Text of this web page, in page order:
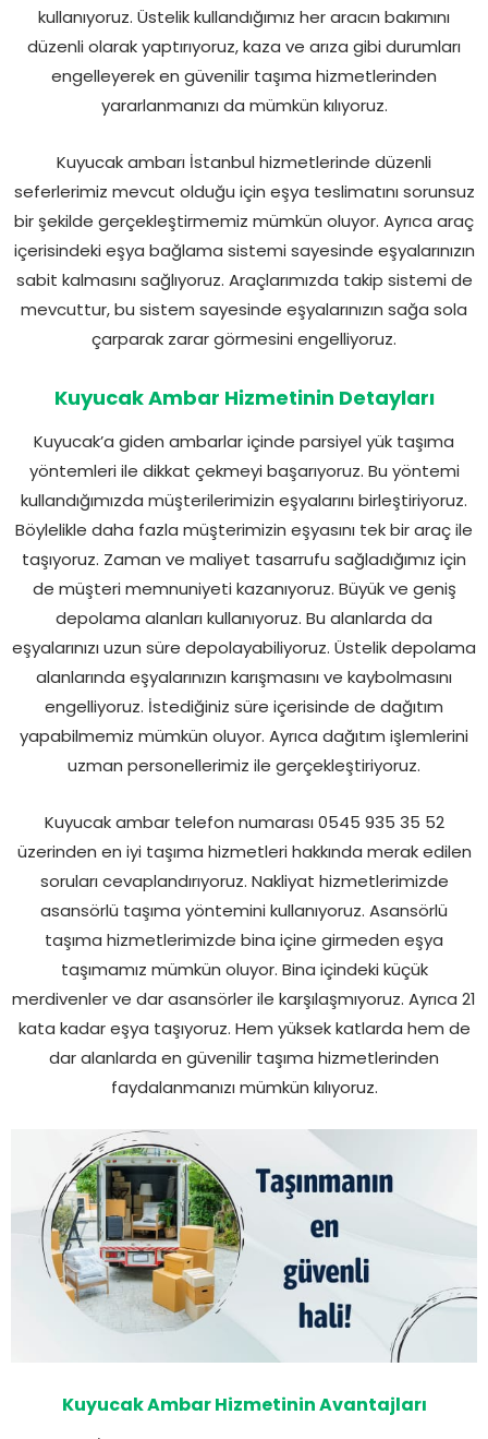
kullanıyoruz. Üstelik kullandığımız her aracın bakımını
düzenli olarak yaptırıyoruz, kaza ve arıza gibi durumları
engelleyerek en güvenilir taşıma hizmetlerinden
yararlanmanızı da mümkün kılıyoruz.
Kuyucak ambarı İstanbul hizmetlerinde düzenli
seferlerimiz mevcut olduğu için eşya teslimatını sorunsuz
bir şekilde gerçekleştirmemiz mümkün oluyor. Ayrıca araç
içerisindeki eşya bağlama sistemi sayesinde eşyalarınızın
sabit kalmasını sağlıyoruz. Araçlarımızda takip sistemi de
mevcuttur, bu sistem sayesinde eşyalarınızın sağa sola
çarparak zarar görmesini engelliyoruz.
Kuyucak Ambar Hizmetinin Detayları
Kuyucak’a giden ambarlar içinde parsiyel yük taşıma
yöntemleri ile dikkat çekmeyi başarıyoruz. Bu yöntemi
kullandığımızda müşterilerimizin eşyalarını birleştiriyoruz.
Böylelikle daha fazla müşterimizin eşyasını tek bir araç ile
taşıyoruz. Zaman ve maliyet tasarrufu sağladığımız için
de müşteri memnuniyeti kazanıyoruz. Büyük ve geniş
depolama alanları kullanıyoruz. Bu alanlarda da
eşyalarınızı uzun süre depolayabiliyoruz. Üstelik depolama
alanlarında eşyalarınızın karışmasını ve kaybolmasını
engelliyoruz. İstediğiniz süre içerisinde de dağıtım
yapabilmemiz mümkün oluyor. Ayrıca dağıtım işlemlerini
uzman personellerimiz ile gerçekleştiriyoruz.
Kuyucak ambar telefon numarası 0545 935 35 52
üzerinden en iyi taşıma hizmetleri hakkında merak edilen
soruları cevaplandırıyoruz. Nakliyat hizmetlerimizde
asansörlü taşıma yöntemini kullanıyoruz. Asansörlü
taşıma hizmetlerimizde bina içine girmeden eşya
taşımamız mümkün oluyor. Bina içindeki küçük
merdivenler ve dar asansörler ile karşılaşmıyoruz. Ayrıca 21
kata kadar eşya taşıyoruz. Hem yüksek katlarda hem de
dar alanlarda en güvenilir taşıma hizmetlerinden
faydalanmanızı mümkün kılıyoruz.
Kuyucak Ambar Hizmetinin Avantajları